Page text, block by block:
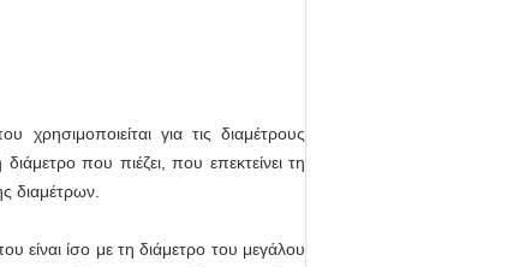
για τις διαμέτρους
που πιέζει, που επεκτείνει τη
διαμέτρων.
είναι ίσο με τη διάμετρο του μεγάλου